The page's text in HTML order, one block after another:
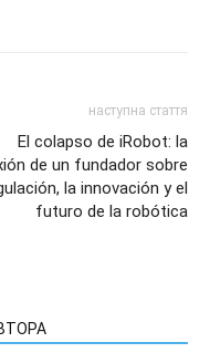
наступна стаття
El colapso de iRobot: la
de un fundador sobre
la innovación y el
futuro de la robótica